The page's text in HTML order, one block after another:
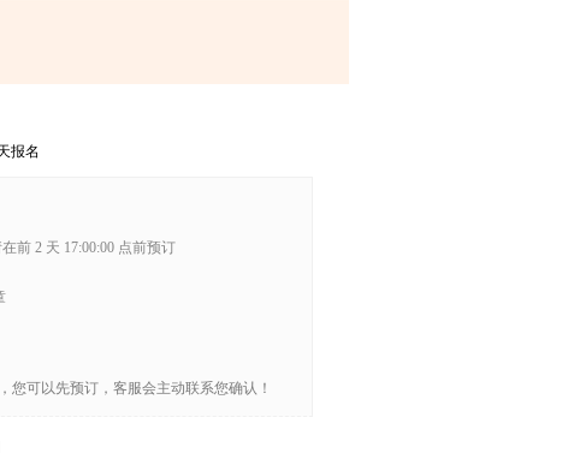
报名
前 2 天 17:00:00 点前预订
您可以先预订，客服会主动联系您确认！